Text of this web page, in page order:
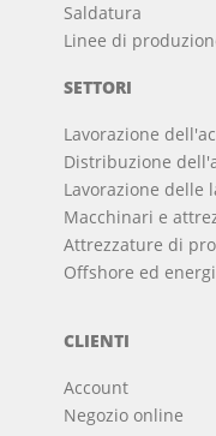
Saldatura
Linee di
SETTORI
Lavorazione
Distribuzione
Lavorazione delle
Macchinari e
Attrezzature di
Offshore ed
CLIENTI
Account
Negozio online